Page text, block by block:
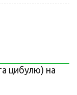
цибулю) на